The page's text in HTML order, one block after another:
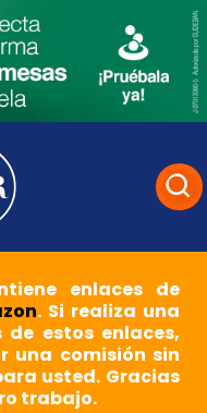
enlaces de
. Si realiza una
estos enlaces,
una comisión sin
usted. Gracias
trabajo.